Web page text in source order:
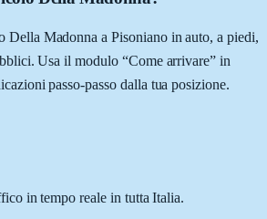
Della Madonna a Pisoniano in auto, a piedi,
Usa il modulo “Come arrivare” in
passo-passo dalla tua posizione.
in tempo reale in tutta Italia.